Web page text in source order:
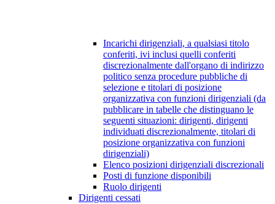
Incarichi dirigenziali, a qualsiasi titolo
conferiti, ivi inclusi quelli conferiti
discrezionalmente dall'organo di indirizzo
politico senza procedure pubbliche di
selezione e titolari di posizione
organizzativa con funzioni dirigenziali (da
pubblicare in tabelle che distinguano le
seguenti situazioni: dirigenti, dirigenti
individuati discrezionalmente, titolari di
posizione organizzativa con funzioni
dirigenziali)
Elenco posizioni dirigenziali discrezionali
Posti di funzione disponibili
Ruolo dirigenti
Dirigenti cessati